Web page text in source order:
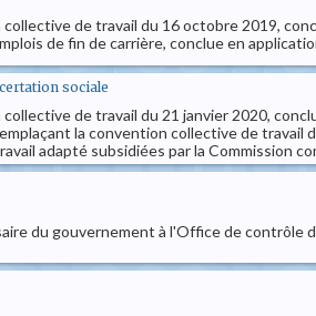
de travail du 16 octobre 2019,
de fin de carrière, conclue en
sociale
de travail du 21 janvier 2020,
la convention collective de
adapté subsidiées par la Commission
du gouvernement à l'Office de contrôle